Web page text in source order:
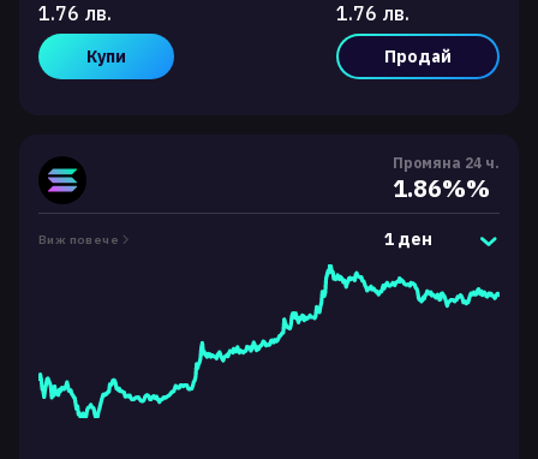
1.76 лв.
Купи
1.76 лв.
Продай
Промяна 24 ч.
1.86%%
Виж повече 1 ден